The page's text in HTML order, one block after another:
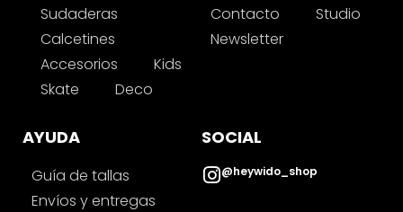
Sudaderas
Calcetines
Accesorios
Kids
Skate
Deco
Contacto
Studio
Newsletter
AYUDA
Guía de tallas
Envíos y entregas
SOCIAL
@heywido_shop